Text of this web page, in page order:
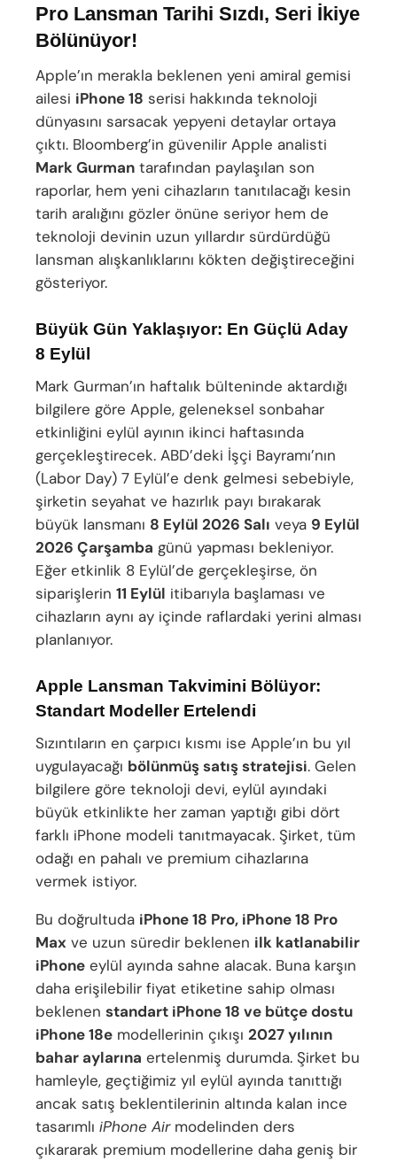
Pro Lansman Tarihi Sızdı, Seri İkiye
Bölünüyor!
Apple’ın merakla beklenen yeni amiral gemisi
ailesi iPhone 18 serisi hakkında teknoloji
dünyasını sarsacak yepyeni detaylar ortaya
çıktı. Bloomberg’in güvenilir Apple analisti
Mark Gurman tarafından paylaşılan son
raporlar, hem yeni cihazların tanıtılacağı kesin
tarih aralığını gözler önüne seriyor hem de
teknoloji devinin uzun yıllardır sürdürdüğü
lansman alışkanlıklarını kökten değiştireceğini
gösteriyor.
Büyük Gün Yaklaşıyor: En Güçlü Aday
8 Eylül
Mark Gurman’ın haftalık bülteninde aktardığı
bilgilere göre Apple, geleneksel sonbahar
etkinliğini eylül ayının ikinci haftasında
gerçekleştirecek. ABD’deki İşçi Bayramı’nın
(Labor Day) 7 Eylül’e denk gelmesi sebebiyle,
şirketin seyahat ve hazırlık payı bırakarak
büyük lansmanı 8 Eylül 2026 Salı veya 9 Eylül
2026 Çarşamba günü yapması bekleniyor.
Eğer etkinlik 8 Eylül’de gerçekleşirse, ön
siparişlerin 11 Eylül itibarıyla başlaması ve
cihazların aynı ay içinde raflardaki yerini alması
planlanıyor.
Apple Lansman Takvimini Bölüyor:
Standart Modeller Ertelendi
Sızıntıların en çarpıcı kısmı ise Apple’ın bu yıl
uygulayacağı bölünmüş satış stratejisi. Gelen
bilgilere göre teknoloji devi, eylül ayındaki
büyük etkinlikte her zaman yaptığı gibi dört
farklı iPhone modeli tanıtmayacak. Şirket, tüm
odağı en pahalı ve premium cihazlarına
vermek istiyor.
Bu doğrultuda iPhone 18 Pro, iPhone 18 Pro
Max ve uzun süredir beklenen ilk katlanabilir
iPhone eylül ayında sahne alacak. Buna karşın
daha erişilebilir fiyat etiketine sahip olması
beklenen standart iPhone 18 ve bütçe dostu
iPhone 18e modellerinin çıkışı 2027 yılının
bahar aylarına ertelenmiş durumda. Şirket bu
hamleyle, geçtiğimiz yıl eylül ayında tanıttığı
ancak satış beklentilerinin altında kalan ince
tasarımlı iPhone Airmodelinden ders
çıkararak premium modellerine daha geniş bir